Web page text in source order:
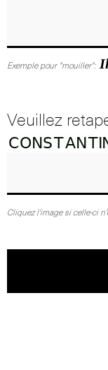
Exemple pour "mouiller":
Veuillez
Cliquez l'image si celle-ci